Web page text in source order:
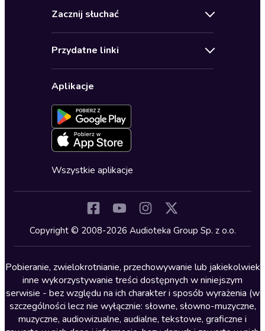
Biznes, marketing, ekonomia
Dla młodzieży
Kryminały
Lektury szkolne
Literatura anglojęzyczna
Literatura faktu
Literatura obyczajowa
Literatura piękna obca
Pomoc
Ustawienia prywatności
Formularz zgłaszania nielegalnych treści
Deklaracja dostępności
Zacznij słuchać
Karnety
Oferta dla firm i bibliotek
Przydatne linki
Dołącz do newslettera
Blog
Zapowiedzi
Cykle audiobooków
Aplikacje
Wszystkie aplikacje
Copyright © 2008-2026 Audioteka Group Sp. z o.o.
Pobieranie, zwielokrotnianie, przechowywanie lub jakiekolwiek
inne wykorzystywanie treści dostępnych w niniejszym
serwisie - bez względu na ich charakter i sposób wyrażenia (w
szczególności lecz nie wyłącznie: słowne, słowno-muzyczne,
muzyczne, audiowizualne, audialne, tekstowe, graficzne i